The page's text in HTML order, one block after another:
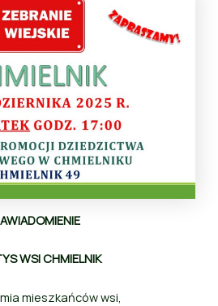
WSI CHMIELNIK
mieszkańców wsi,